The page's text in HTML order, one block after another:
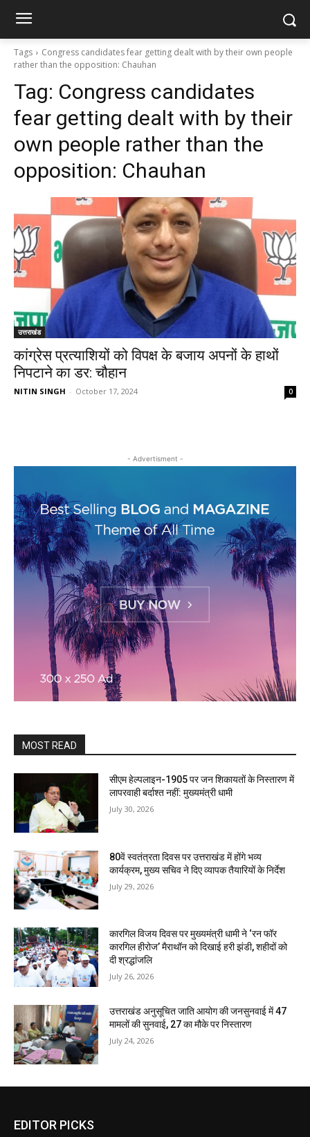
Tags
Congress candidates fear getting dealt with by their own people
rather than the opposition: Chauhan
Tag: Congress candidates
fear getting dealt with by their
own people rather than the
opposition: Chauhan
उत्तराखंड
कांग्रेस प्रत्याशियों को विपक्ष के बजाय अपनों के हाथों
निपटाने का डर: चौहान
NITIN SINGH - October 17, 2024 0
- Advertisment -
MOST READ
सीएम हेल्पलाइन-1905 पर जन शिकायतों के निस्तारण में
लापरवाही बर्दाश्त नहीं: मुख्यमंत्री धामी
July 30, 2026
80वें स्वतंत्रता दिवस पर उत्तराखंड में होंगे भव्य
कार्यक्रम, मुख्य सचिव ने दिए व्यापक तैयारियों के निर्देश
July 29, 2026
कारगिल विजय दिवस पर मुख्यमंत्री धामी ने ‘रन फॉर
कारगिल हीरोज’ मैराथॉन को दिखाई हरी झंडी, शहीदों को
दी श्रद्धांजलि
July 26, 2026
उत्तराखंड अनुसूचित जाति आयोग की जनसुनवाई में 47
मामलों की सुनवाई, 27 का मौके पर निस्तारण
July 24, 2026
EDITOR PICKS